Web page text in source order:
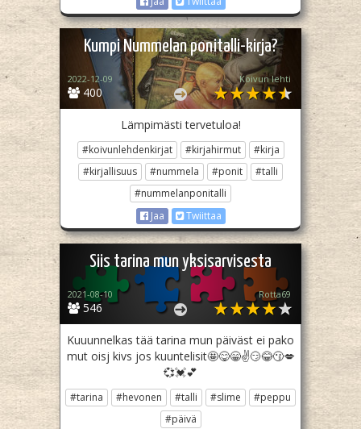
Kumpi Nummelan ponitalli-kirja?
400
2022-12-09 Koivun lehti
Lämpimästi tervetuloa!
#koivunlehdenkirjat #kirjahirmut
#kirja
#kirjallisuus
#nummela #ponit
#talli
#nummelanponitalli
Jaa
Twiittaa
Siis tarina mun yksisarvisesta
546
2021-08-10 Rotta69
Kuuunnelkas tää tarina mun päiväst ei pako
mut oisj kivs jos kuuntelisit🤩😋😁✌️😏😂😗💋
💞💓💕
#tarina #hevonen #talli #slime
#peppu
#päivä